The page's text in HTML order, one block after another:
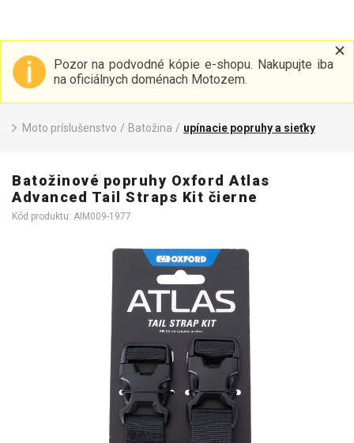
Pozor na podvodné kópie e-shopu. Nakupujte iba
na oficiálnych doménach Motozem.
Moto príslušenstvo / Batožina / upínacie popruhy a sieťky
Batožinové popruhy Oxford Atlas
Advanced Tail Straps Kit čierne
Kód produktu: AIM009-1977